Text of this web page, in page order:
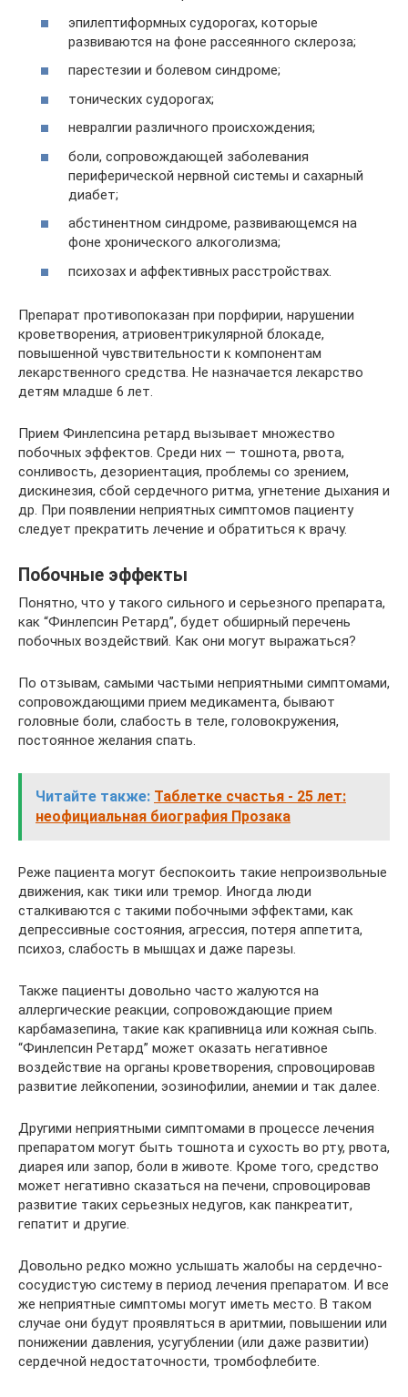
эпилептиформных судорогах, которые
развиваются на фоне рассеянного склероза;
парестезии и болевом синдроме;
тонических судорогах;
невралгии различного происхождения;
боли, сопровождающей заболевания
периферической нервной системы и сахарный
диабет;
абстинентном синдроме, развивающемся на
фоне хронического алкоголизма;
психозах и аффективных расстройствах.
Препарат противопоказан при порфирии, нарушении
кроветворения, атриовентрикулярной блокаде,
повышенной чувствительности к компонентам
лекарственного средства. Не назначается лекарство
детям младше 6 лет.
Прием Финлепсина ретард вызывает множество
побочных эффектов. Среди них — тошнота, рвота,
сонливость, дезориентация, проблемы со зрением,
дискинезия, сбой сердечного ритма, угнетение дыхания и
др. При появлении неприятных симптомов пациенту
следует прекратить лечение и обратиться к врачу.
Побочные эффекты
Понятно, что у такого сильного и серьезного препарата,
как “Финлепсин Ретард”, будет обширный перечень
побочных воздействий. Как они могут выражаться?
По отзывам, самыми частыми неприятными симптомами,
сопровождающими прием медикамента, бывают
головные боли, слабость в теле, головокружения,
постоянное желания спать.
Читайте также: Таблетке счастья - 25 лет:
неофициальная биография Прозака
Реже пациента могут беспокоить такие непроизвольные
движения, как тики или тремор. Иногда люди
сталкиваются с такими побочными эффектами, как
депрессивные состояния, агрессия, потеря аппетита,
психоз, слабость в мышцах и даже парезы.
Также пациенты довольно часто жалуются на
аллергические реакции, сопровождающие прием
карбамазепина, такие как крапивница или кожная сыпь.
“Финлепсин Ретард” может оказать негативное
воздействие на органы кроветворения, спровоцировав
развитие лейкопении, эозинофилии, анемии и так далее.
Другими неприятными симптомами в процессе лечения
препаратом могут быть тошнота и сухость во рту, рвота,
диарея или запор, боли в животе. Кроме того, средство
может негативно сказаться на печени, спровоцировав
развитие таких серьезных недугов, как панкреатит,
гепатит и другие.
Довольно редко можно услышать жалобы на сердечно-
сосудистую систему в период лечения препаратом. И все
же неприятные симптомы могут иметь место. В таком
случае они будут проявляться в аритмии, повышении или
понижении давления, усугублении (или даже развитии)
сердечной недостаточности, тромбофлебите.